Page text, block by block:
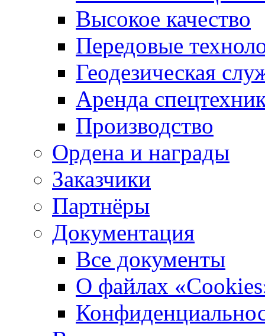
Высокое качество
Передовые
Геодезическая
Аренда
Производство
Ордена и награды
Заказчики
Партнёры
Документация
Все документы
О файлах